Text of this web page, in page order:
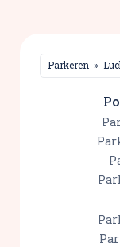
Parkeren »